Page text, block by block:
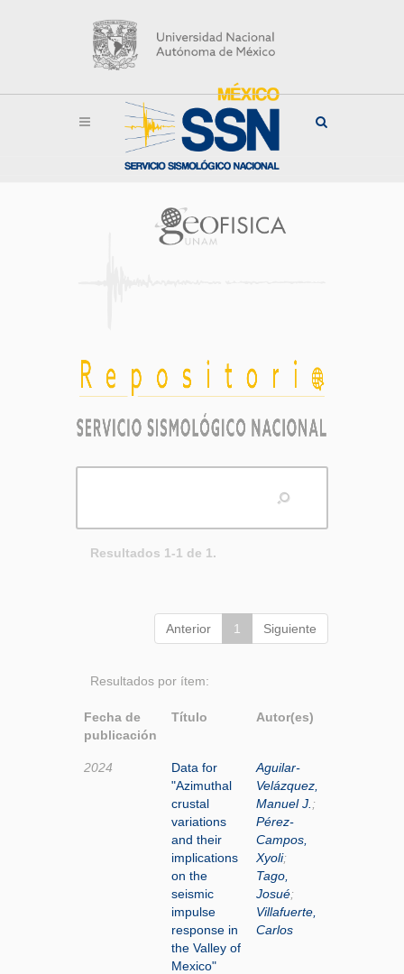
Resultados 1-1 de 1.
Anterior 1 Siguiente
Resultados por ítem:
Fecha de
publicación
Título Autor(es)
2024
Data for
"Azimuthal
crustal
variations
and their
implications
on the
seismic
impulse
response in
the Valley of
Mexico"
Aguilar-
Velázquez,
Manuel J. ;
Pérez-
Campos,
Xyoli;
Tago,
Josué;
Villafuerte,
Carlos